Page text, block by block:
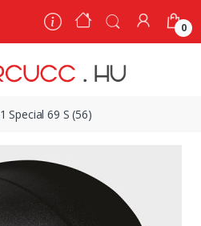
0
Special 69 S (56)
0